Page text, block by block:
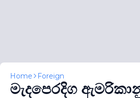
Home Foreign
මැදපෙරදිග